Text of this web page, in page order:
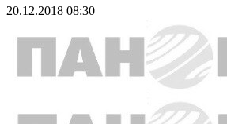
20.12.2018 08:30